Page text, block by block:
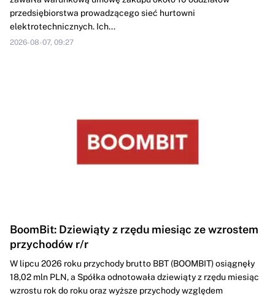
przedsiębiorstwa prowadzącego sieć hurtowni
elektrotechnicznych. Ich...
2026-08-07, 09:27
BoomBit: Dziewiąty z rzędu miesiąc ze wzrostem
przychodów r/r
W lipcu 2026 roku przychody brutto BBT (BOOMBIT) osiągnęły
18,02 mln PLN, a Spółka odnotowała dziewiąty z rzędu miesiąc
wzrostu rok do roku oraz wyższe przychody względem